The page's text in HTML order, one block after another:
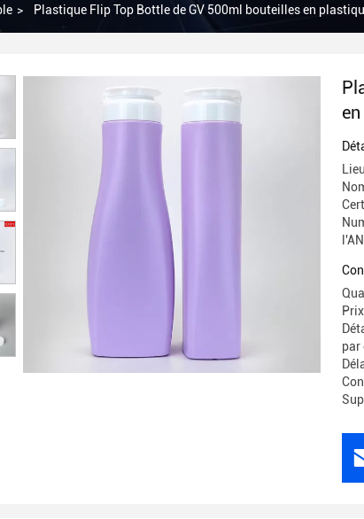
> Plastique Flip Top Bottle de GV 500ml bouteilles en
par